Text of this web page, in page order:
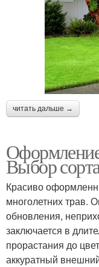
читать дальше →
Выбор
Красиво
многолетних трав.
обновления,
заключается в
прорастания до
аккуратный